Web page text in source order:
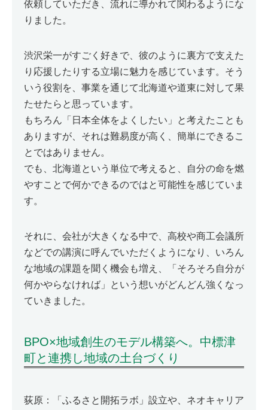
依頼していただき、流れに導かれて関わるようにな
りました。
渋沢栄一がすごく好きで、彼のように裏方で支えた
り応援したりする立場に魅力を感じています。そう
いう役割を、事業を通じて北海道や道東に対して果
たせたらと思っています。
もちろん「日本全体をよくしたい」と考えたことも
ありますが、それは難易度が高く、簡単にできるこ
とではありません。
でも、北海道という単位で考えると、自分の命を燃
やすことで何かできるのではと可能性を感じていま
す。
それに、会社が大きくなる中で、高校や商工会議所
などでの講演に呼んでいただくようになり、いろん
な地域の課題を聞く機会も増え、「そろそろ自分が
何かやらなければ」という想いがどんどん強くなっ
ていきました。
BPO×地域創生のモデル構築へ。中標津
町と連携し地域の土台づくり
荻原：「ふるさと開拓ラボ」設立や、ネオキャリア